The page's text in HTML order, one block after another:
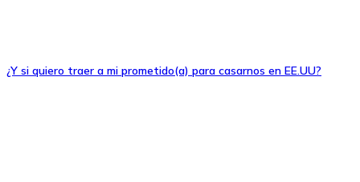
¿Y si quiero traer a mi prometido(a) para casarnos en EE.UU?